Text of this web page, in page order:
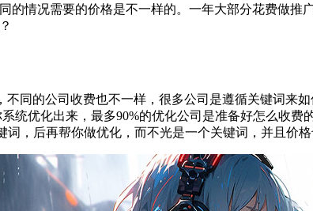
的情况需要的价格是不一样的。一年大部分花费做
同的公司收费也不一样，很多公司是遵循关键词来
统优化出来，最多90%的优化公司是准备好怎么收
，后再帮你做优化，而不光是一个关键词，并且价格